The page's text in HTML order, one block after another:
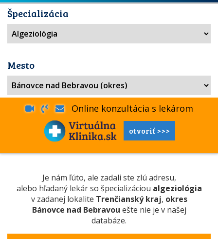
Špecializácia
Mesto
Online konzultácia s lekárom
otvoriť >>>
Je nám ľúto, ale zadali ste zlú adresu,
alebo hľadaný lekár so špecializáciou algeziológia
v zadanej lokalite Trenčianský kraj, okres
Bánovce nad Bebravou ešte nie je v našej
databáze.